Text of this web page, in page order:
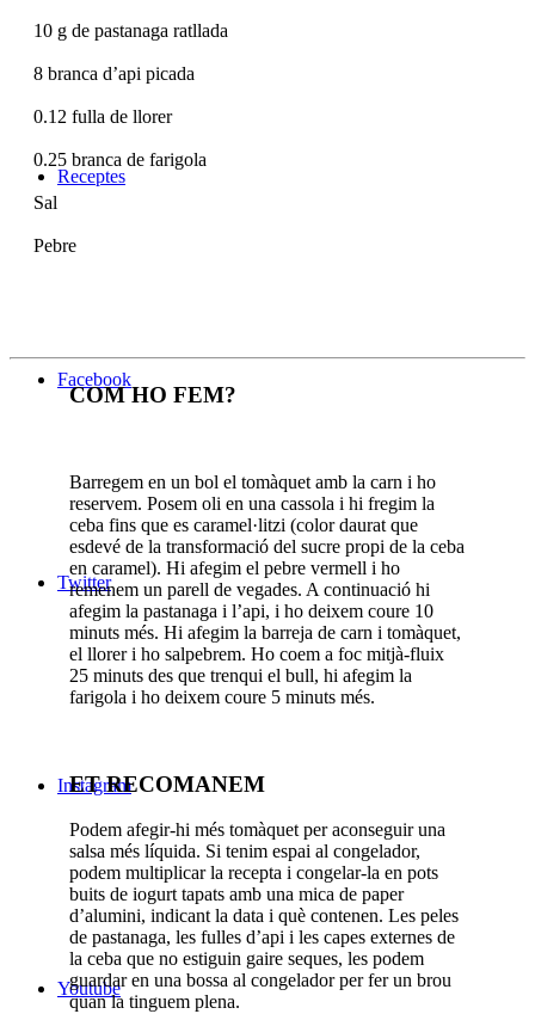
Receptes
Facebook
Twitter
Instagram
Youtube
10 g de pastanaga ratllada
8 branca d’api picada
0.12 fulla de llorer
0.25 branca de farigola
Sal
Pebre
COM HO FEM?
Barregem en un bol el tomàquet amb la carn i ho
reservem. Posem oli en una cassola i hi fregim la
ceba fins que es caramel·litzi (color daurat que
esdevé de la transformació del sucre propi de la ceba
en caramel). Hi afegim el pebre vermell i ho
remenem un parell de vegades. A continuació hi
afegim la pastanaga i l’api, i ho deixem coure 10
minuts més. Hi afegim la barreja de carn i tomàquet,
el llorer i ho salpebrem. Ho coem a foc mitjà-fluix
25 minuts des que trenqui el bull, hi afegim la
farigola i ho deixem coure 5 minuts més.
ET RECOMANEM
Podem afegir-hi més tomàquet per aconseguir una
salsa més líquida. Si tenim espai al congelador,
podem multiplicar la recepta i congelar-la en pots
buits de iogurt tapats amb una mica de paper
d’alumini, indicant la data i què contenen. Les peles
de pastanaga, les fulles d’api i les capes externes de
la ceba que no estiguin gaire seques, les podem
guardar en una bossa al congelador per fer un brou
quan la tinguem plena.